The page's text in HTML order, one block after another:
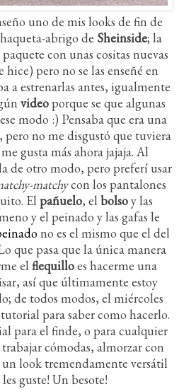
uno de mis looks de fin de
abrigo de Sheinside; la
con unas cositas nuevas
pero no se las enseñé en
a estrenarlas antes, igualmente
videoporque se que algunas
modo :) Pensaba que era una
pero no me disgustó que tuviera
gusta más ahora jajaja. Al
de otro modo, pero preferí usar
matchycon los pantalones
El pañuelo, el bolsoy las
y el peinado y las gafas le
no es el mismo que el del
que pasa que la única manera
el flequilloes hacerme una
así que últimamente estoy
de todos modos, el miércoles
para saber como hacerlo.
para el finde, o para cualquier
cómodas, almorzar con
un look tremendamente versátil
guste! Un besote!